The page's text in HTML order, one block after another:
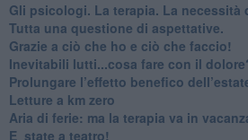
​Gli psicologi. La terapia. La necessità
​Tutta una questione di aspettative.
​Grazie a ciò che ho e ciò che faccio!
​Inevitabili lutti...cosa fare con il
Prolungare l’effetto benefico
​Letture a km zero
​Aria di ferie: ma la terapia va in
​E_state a teatro!